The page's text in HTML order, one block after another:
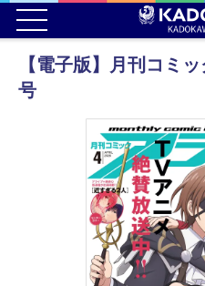
【電子版】月刊コミ
号